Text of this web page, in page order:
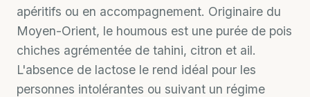
apéritifs ou en accompagnement. Originaire du
Moyen-Orient, le houmous est une purée de pois
chiches agrémentée de tahini, citron et ail.
L'absence de lactose le rend idéal pour les
personnes intolérantes ou suivant un régime